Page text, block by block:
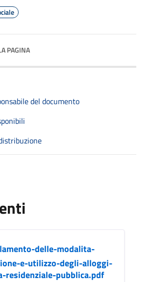
PAGINA
del documento
delle-modalita-
e-utilizzo-degli-alloggi-
residenziale-pubblica.pdf